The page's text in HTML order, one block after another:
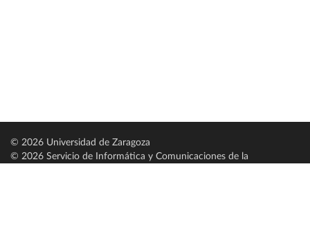
© 2026 Universidad de Zaragoza
© 2026 Servicio de Informática y Comunicaciones de la